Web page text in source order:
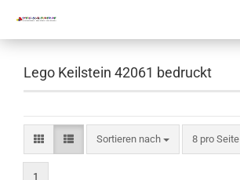
Lego Keilstein 42061 bedruckt
Sortieren nach 8 pro Seite
1